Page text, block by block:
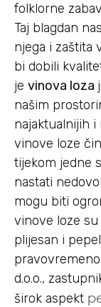
folklorne
Taj blagdan
njega i zaštita
bi dobili
je vinova loza
našim
najaktualnijih i
vinove loze
tijekom jedne
nastati
mogu biti
vinove loze
plijesan i
d.o.o.,
širok aspekt